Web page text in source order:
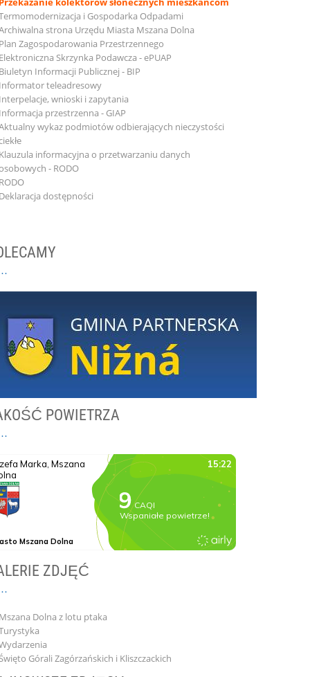
i Gospodarka Odpadami
strona Urzędu Miasta Mszana Dolna
Zagospodarowania Przestrzennego
Skrzynka Podawcza - ePUAP
Informacji Publicznej - BIP
teleadresowy
wnioski i zapytania
przestrzenna - GIAP
wykaz podmiotów odbierających nieczystości
informacyjna o przetwarzaniu danych
- RODO
dostępności
POWIETRZA
ZDJĘĆ
Dolna z lotu ptaka
Górali Zagórzańskich i Kliszczackich